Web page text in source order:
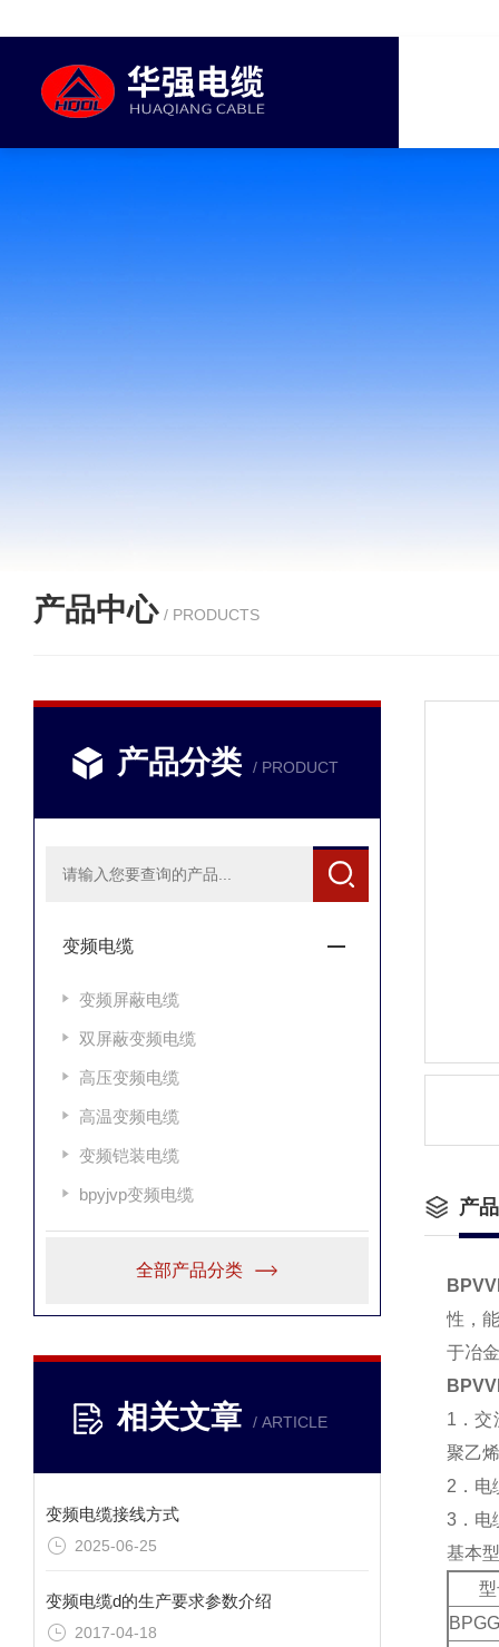
产品中心 / PRODUCTS
产品分类 / PRODUCT
变频电缆
变频屏蔽电缆
双屏蔽变频电缆
高压变频电缆
高温变频电缆
变频铠装电缆
bpyjvp变频电缆
全部产品分类
相关文章 / ARTICLE
变频电缆接线方式
2025-06-25
变频电缆d的生产要求参数介绍
2017-04-18
产
性，
于冶
1．
聚乙
2．电
3．电
基本